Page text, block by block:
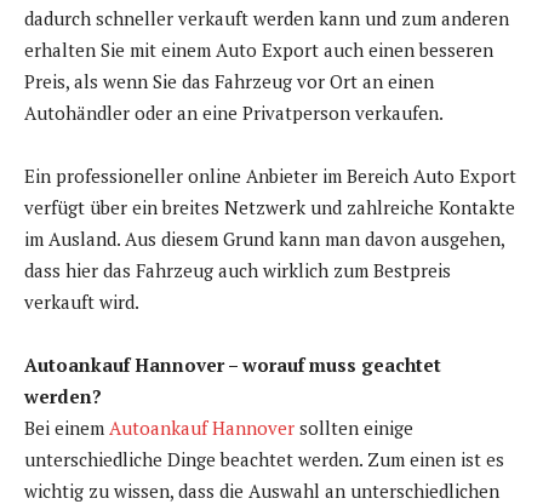
dadurch schneller verkauft werden kann und zum anderen
erhalten Sie mit einem Auto Export auch einen besseren
Preis, als wenn Sie das Fahrzeug vor Ort an einen
Autohändler oder an eine Privatperson verkaufen.
Ein professioneller online Anbieter im Bereich Auto Export
verfügt über ein breites Netzwerk und zahlreiche Kontakte
im Ausland. Aus diesem Grund kann man davon ausgehen,
dass hier das Fahrzeug auch wirklich zum Bestpreis
verkauft wird.
Autoankauf Hannover – worauf muss geachtet
werden?
Bei einem Autoankauf Hannover sollten einige
unterschiedliche Dinge beachtet werden. Zum einen ist es
wichtig zu wissen, dass die Auswahl an unterschiedlichen